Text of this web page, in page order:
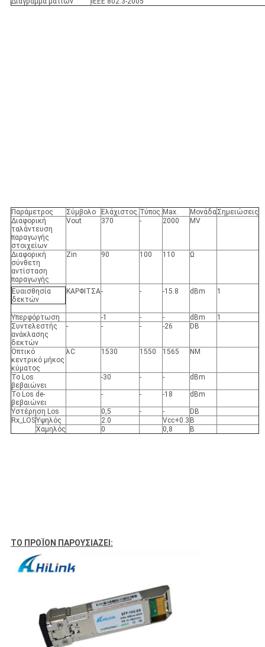
Παράμετρος Σύμβολο Ελάχιστος. Τύπος. Max. ΜονάδαΣημειώσεις
Διαφορική
ταλάντευση
παραγωγής
στοιχείων
Vout 370 - 2000 MV
Διαφορική
σύνθετη
αντίσταση
παραγωγής
Zin 90 100 110 Ω
Ευαισθησία
δεκτών
ΚΑΡΦΙΤΣΑ- - -15.8 dBm 1
Υπερφόρτωση -1 - - dBm
1
Συντελεστής
ανάκλασης
δεκτών
- - - -26 DB
Οπτικό
κεντρικό μήκος
κύματος
λC 1530 1550 1565 NM
Το Los
βεβαιώνει
-30 - - dBm
Το Los de-
βεβαιώνει
- - -18 dBm
Υστέρηση Los 0,5 - -
DB
Rx_LOSΥψηλός 2.0 Vcc+0.3 Β
Χαμηλός
0 0,8 Β
ΤΟ ΠΡΟΪΟΝ ΠΑΡΟΥΣΙΑΖΕΙ: